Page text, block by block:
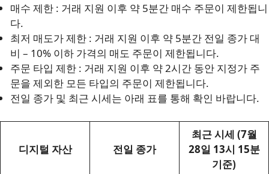
매수 제한 : 거래 지원 이후 약 5분간 매수 주문이 제한됩니
다.
최저 매도가 제한 : 거래 지원 이후 약 5분간 전일 종가 대
비 – 10% 이하 가격의 매도 주문이 제한됩니다.
주문 타입 제한 : 거래 지원 이후 약 2시간 동안 지정가 주
문을 제외한 모든 타입의 주문이 제한됩니다.
전일 종가 및 최근 시세는 아래 표를 통해 확인 바랍니다.
디지털 자산 전일 종가
최근 시세 (7월
28일 13시 15분
기준)